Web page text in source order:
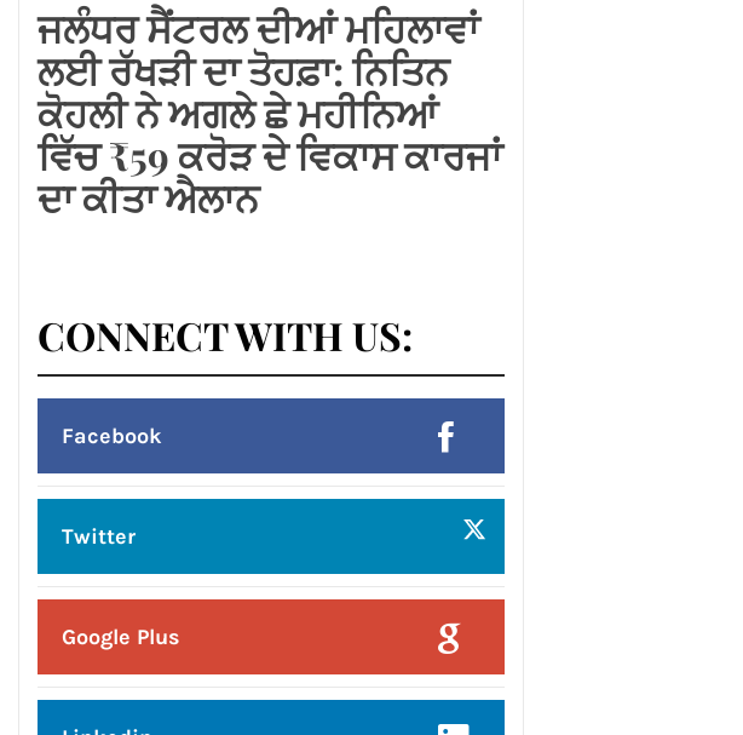
ਜਲੰਧਰ ਸੈਂਟਰਲ ਦੀਆਂ ਮਹਿਲਾਵਾਂ
ਲਈ ਰੱਖੜੀ ਦਾ ਤੋਹਫ਼ਾ: ਨਿਤਿਨ
ਕੋਹਲੀ ਨੇ ਅਗਲੇ ਛੇ ਮਹੀਨਿਆਂ
ਵਿੱਚ ₹59 ਕਰੋੜ ਦੇ ਵਿਕਾਸ ਕਾਰਜਾਂ
ਦਾ ਕੀਤਾ ਐਲਾਨ
CONNECT WITH US:
Facebook
Twitter
Google Plus